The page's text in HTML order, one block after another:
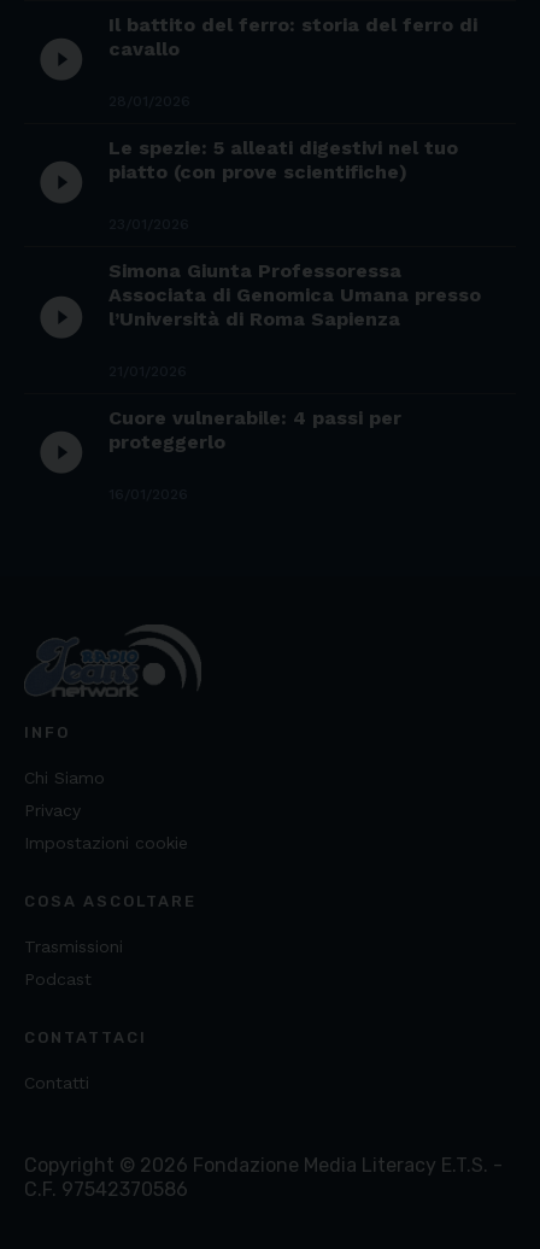
play_circle_filled
Il battito del ferro: storia del ferro di
cavallo
play_circle_filled
Le spezie: 5 alleati digestivi nel tuo
piatto (con prove scientifiche)
play_circle_filled
Simona Giunta Professoressa
Associata di Genomica Umana presso
l’Università di Roma Sapienza
play_circle_filled
Cuore vulnerabile: 4 passi per
proteggerlo
INFO
Chi Siamo
Privacy
Impostazioni cookie
COSA ASCOLTARE
Trasmissioni
Podcast
CONTATTACI
Contatti
Copyright © 2026 Fondazione Media Literacy E.T.S. -
C.F. 97542370586